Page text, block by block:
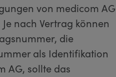
von medicom AG
nach Vertrag können
die
als Identifikation
AG, sollte das